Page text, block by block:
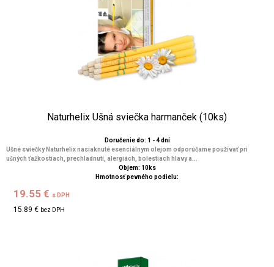
Naturhelix Ušná sviečka harmanček (10ks)
Doručenie do: 1 - 4 dní
Ušné sviečky Naturhelix nasiaknuté esenciálnym olejom odporúčame používať pri
ušných ťažkostiach, prechladnutí, alergiách, bolestiach hlavy a...
Objem: 10ks
Hmotnosť pevného podielu:
19.55 € s DPH
15.89 € bez DPH